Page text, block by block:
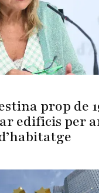
prop de
edificis per